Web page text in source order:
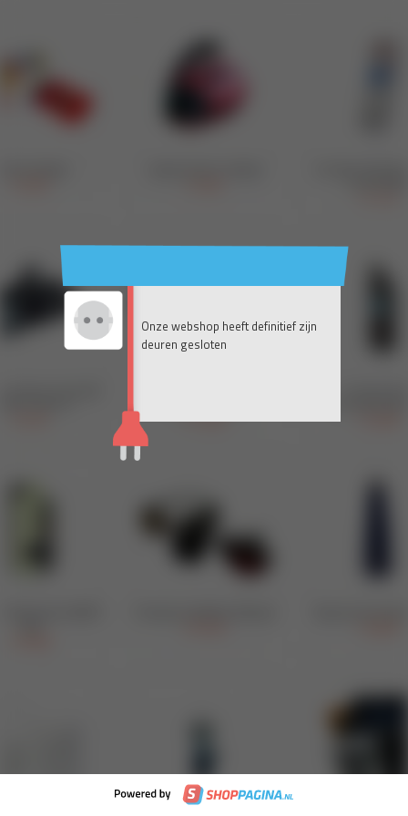
Onze webshop heeft definitief zijn
deuren gesloten